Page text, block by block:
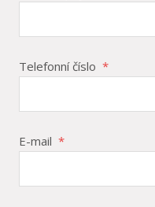
Telefonní číslo *
E-mail *